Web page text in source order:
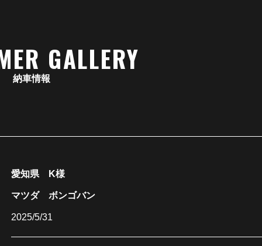
GALLERY
納車情報
愛知県 K様
マツダ ボンゴバン
2025/5/31